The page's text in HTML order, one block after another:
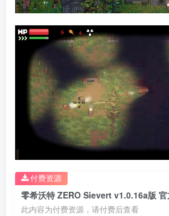
零希沃特 ZERO Sievert v1.0.16a版
此内容为付费资源，请付费后查看
付费资源